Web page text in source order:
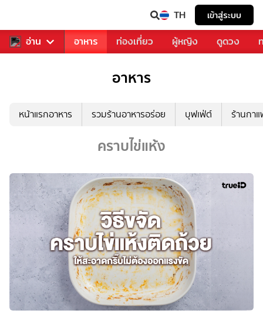
TH เข้าสู่ระบบ
อ่าน
รวงการเพลง อาหาร ท่องเที่ยว ผู้หญิง ดูดวง
อาหาร
หน้าแรกอาหาร รวมร้านอาหารอร่อย บุฟเฟ่ต์ ร้านกา
คราบไข่แห้ง